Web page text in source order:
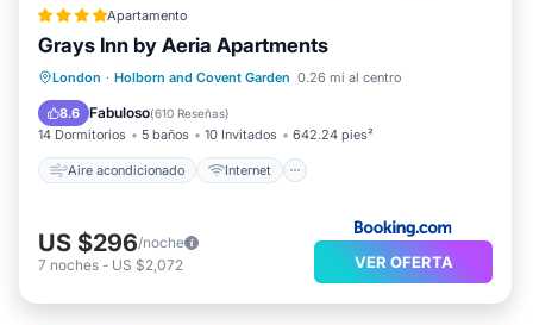
Apartamento
Grays Inn by Aeria Apartments
London · Holborn and Covent Garden 0.26 mi al centro
8.6 Fabuloso(610 Reseñas)
14 Dormitorios 5 baños 10 Invitados 642.24 pies²
Aire acondicionado Internet
Aire acondicionado
Internet
Apto para niños
US $296/noche
7 noches - US $2,072 VER OFERTA